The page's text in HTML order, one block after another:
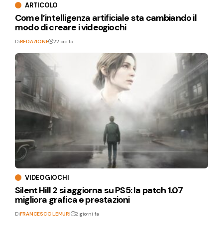
ARTICOLO
Come l’intelligenza artificiale sta cambiando il
modo di creare i videogiochi
DiREDAZIONE 22 ore fa
VIDEOGIOCHI
Silent Hill 2 si aggiorna su PS5: la patch 1.07
migliora grafica e prestazioni
DiFRANCESCO LEMURI 2 giorni fa